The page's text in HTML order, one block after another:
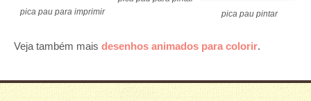
pica pau para imprimir
pica pau pintar
Veja também mais desenhos animados para colorir.